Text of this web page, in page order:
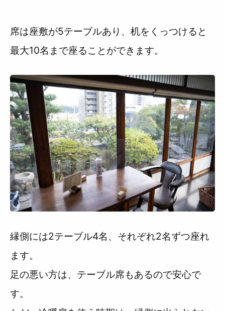
席は座敷が5テーブルあり、机をくっつけると
最大10名まで座ることができます。
縁側には2テーブル4名、それぞれ2名ずつ座れ
ます。
足の悪い方は、テーブル席もあるので安心で
す。